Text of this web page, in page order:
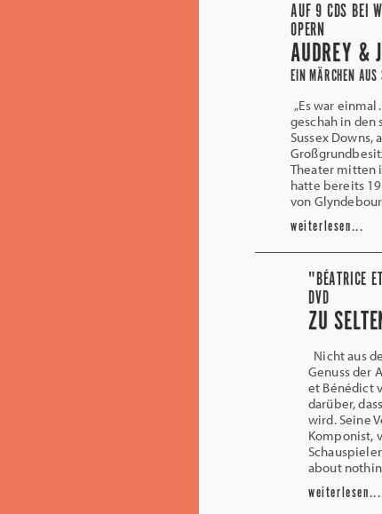
AUF 9 CDS BEI
OPERN
AUDREY &
EIN MÄRCHEN AUS
„Es war
geschah in den
Sussex Downs,
Theater mitten
hatte bereits
von
weiterlesen...
"BÉATRICE
DVD
ZU
Nicht aus
Genuss der
et Bénédict
darüber,
wird. Seine
Komponist,
about
weiterlesen...